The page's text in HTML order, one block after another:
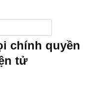
chính quyền
tử